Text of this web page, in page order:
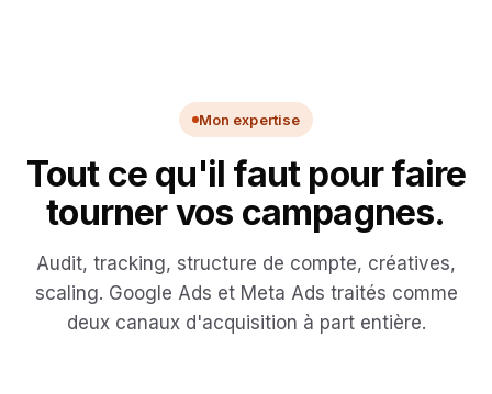
Mon expertise
Tout ce qu'il faut pour faire
tourner vos campagnes.
Audit, tracking, structure de compte, créatives,
scaling. Google Ads et Meta Ads traités comme
deux canaux d'acquisition à part entière.